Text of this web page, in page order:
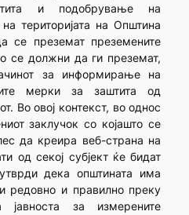
и подобрување на
територијата на Општина
се преземат преземените
се должни да ги преземат,
за информирање на
мерки за заштита од
Во овој контекст, во однос
заклучок со којашто се
да креира веб-страна на
од секој субјект ќе бидат
дека општината има
редовно и правилно преку
за измерените